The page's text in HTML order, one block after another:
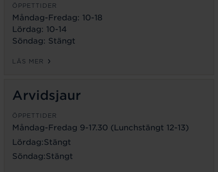
ÖPPETTIDER
Måndag-Fredag: 10-18
Lördag: 10-14
Söndag: Stängt
LÄS MER
Arvidsjaur
ÖPPETTIDER
Måndag-Fredag 9-17.30 (Lunchstängt 12-13)
Lördag:Stängt
Söndag:Stängt